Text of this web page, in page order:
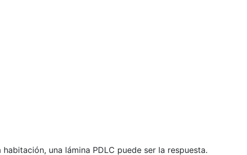
una lámina PDLC puede ser la respuesta.